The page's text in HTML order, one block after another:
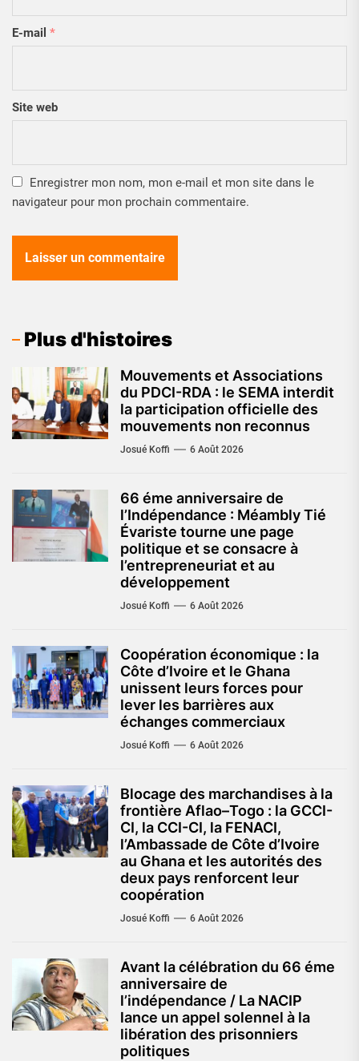
E-mail *
Site web
Enregistrer mon nom, mon e-mail et mon site dans le
navigateur pour mon prochain commentaire.
Plus d'histoires
Mouvements et Associations
du PDCI-RDA : le SEMA interdit
la participation officielle des
mouvements non reconnus
Josué Koffi 6 Août 2026
66 éme anniversaire de
l’Indépendance : Méambly Tié
Évariste tourne une page
politique et se consacre à
l’entrepreneuriat et au
développement
Josué Koffi 6 Août 2026
Coopération économique : la
Côte d’Ivoire et le Ghana
unissent leurs forces pour
lever les barrières aux
échanges commerciaux
Josué Koffi 6 Août 2026
Blocage des marchandises à la
frontière Aflao–Togo : la GCCI-
CI, la CCI-CI, la FENACI,
l’Ambassade de Côte d’Ivoire
au Ghana et les autorités des
deux pays renforcent leur
coopération
Josué Koffi 6 Août 2026
Avant la célébration du 66 éme
anniversaire de
l’indépendance / La NACIP
lance un appel solennel à la
libération des prisonniers
politiques